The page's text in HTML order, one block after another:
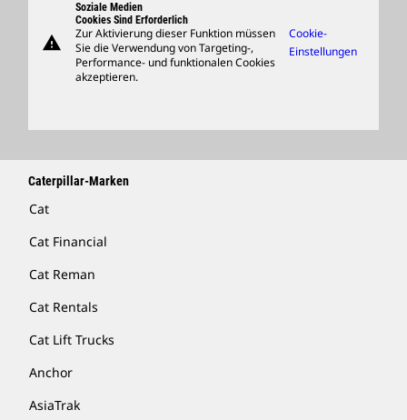
Support
Merchandise
Händler Suchen
warning
Soziale Medien
Cookies Sind Erforderlich
Zur Aktivierung dieser Funktion müssen
Sie die Verwendung von Targeting-,
Performance- und funktionalen Cookies
akzeptieren.
Cookie-
Einstellungen
Caterpillar-Marken
Cat
Cat Financial
Cat Reman
Cat Rentals
Cat Lift Trucks
Anchor
AsiaTrak